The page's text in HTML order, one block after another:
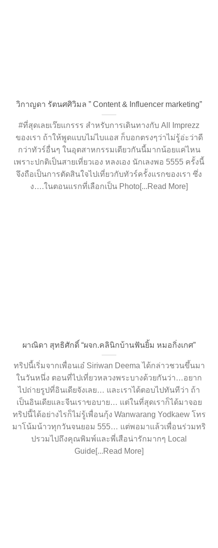
วิกาญดา รัตนศศิวิมล ” Content & Influencer marketing”
#ที่สุดเลยเว๊ยแกรรร สำหรับการเดินทางกับ All Imprezz
ของเรา ถ้าให้พูดแบบไม่ไบแอส ก็บอกตรงๆว่าไม่รู้อ่ะว่าดี
กว่าทัวร์อื่นๆ ในอุตสาหกรรมเดียวกันนี้มากน้อยแค่ไหน
เพราะปกติเป็นสายเที่ยวเอง หลงเอง นักเลงพอ 5555 ครั้งนี้
จึงถือเป็นการตัดสินใจไปเที่ยวกับทัวร์ครั้งแรกของเรา ซึ่ง
ง….ในตอนแรกที่เลือกเป็น Photo[...Read More]
ผาณิดา สุทธิศักดิ์ “ผจก.คลินิกบ้านฟันยิ้ม หมอกิ่งเกศ”
ทริปนี้เริ่มจากเพื่อนเอ๋ Siriwan Deema ได้กล่าวชวนขึ้นมา
ในวันหนึ่ง ตอนที่ไปเที่ยวหลวงพระบางด้วยกันว่า…อยาก
ไปถ่ายรูปที่อินเดียจังเลย… และเราได้ตอบไปทันทีว่า ถ้า
เป็นอินเดียและจีนเราขอบาย… แต่ในที่สุดเราก็ได้มาจอย
ทริปนี้ได้อย่างไรก็ไม่รู้เพื่อนกุ้ง Wanwarang Yodkaew โทร
มาโน้มน้าวทุกวันจนยอม 555… แต่พอมาแล้วเพื่อนร่วมทริ
ปรวมไปถึงคุณพิมพ์และพี่เสือน่ารักมากๆ Local
Guide[...Read More]